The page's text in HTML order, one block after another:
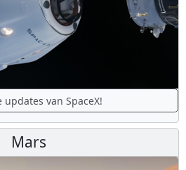
updates van SpaceX!
Mars